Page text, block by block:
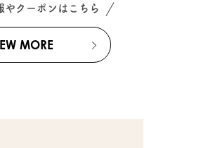
やクーポンはこちら
MORE